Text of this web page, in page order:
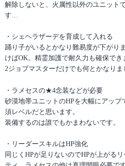
解除しないと、火属性以外のユニット
す…
・シェヘラザーデを育成して入れる
踊り子がいるとかなり難易度が下がり
けばOK。精霊加護で耐久力も確保でき
2ジョブマスターだけでも何とかなりま
・ラメセスの★4念装などが必要
砂漠地帯ユニットのHPを大幅にアップ
須レベルだと思います。
装備するのは誰でもかまわないです。
・リーダースキルはHP強化
同じくHPが足りないのでHPが上がる